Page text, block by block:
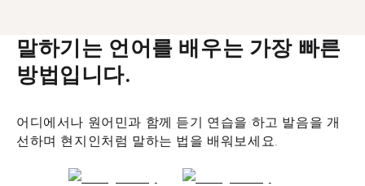
말하기는 언어를 배우는 가장 빠른
방법입니다.
어디에서나 원어민과 함께 듣기 연습을 하고 발음을 개
선하며 현지인처럼 말하는 법을 배워보세요.